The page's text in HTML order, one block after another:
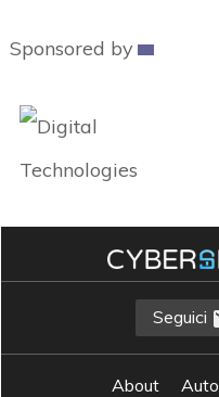
Sponsored by
Seguici
About